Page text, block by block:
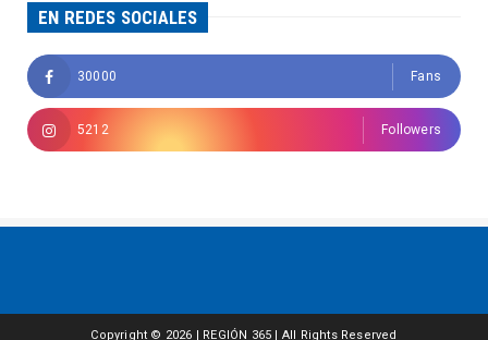
EN REDES SOCIALES
30000 Fans
5212 Followers
Copyright © 2026 | REGIÓN 365 | All Rights Reserved